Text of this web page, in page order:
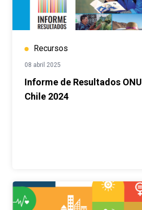
Recursos
08 abril 2025
Informe de Resultados ONU
Chile 2024